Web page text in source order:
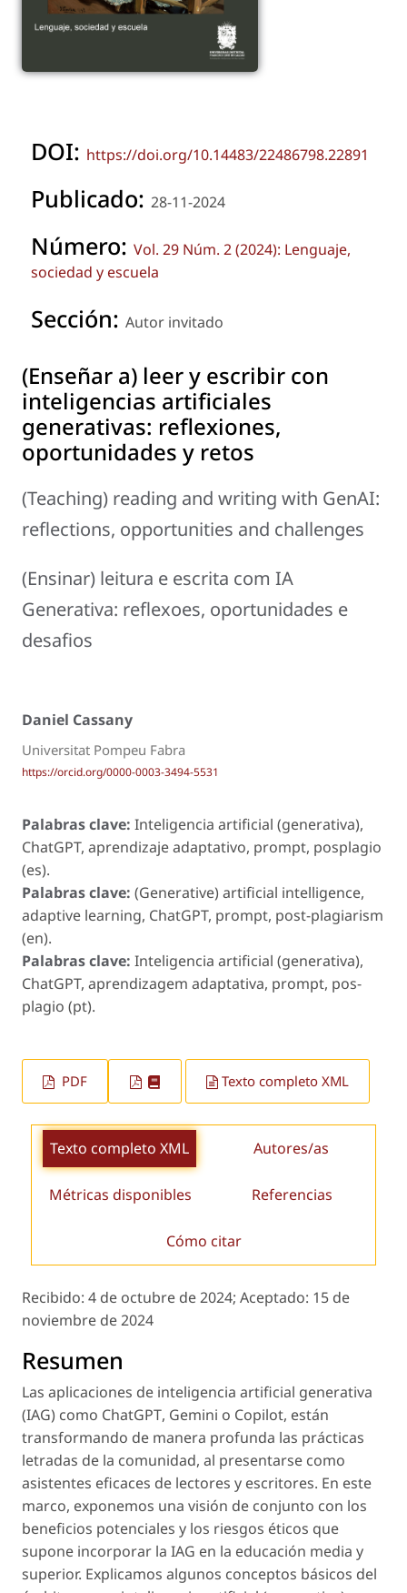
DOI: https://doi.org/10.14483/22486798.22891
Publicado: 28-11-2024
Número: Vol. 29 Núm. 2 (2024): Lenguaje,
sociedad y escuela
Sección: Autor invitado
(Enseñar a) leer y escribir con
inteligencias artificiales
generativas: reflexiones,
oportunidades y retos
(Teaching) reading and writing with GenAI:
reflections, opportunities and challenges
(Ensinar) leitura e escrita com IA
Generativa: reflexoes, oportunidades e
desafios
Daniel Cassany
Universitat Pompeu Fabra
https://orcid.org/0000-0003-3494-5531
Palabras clave: Inteligencia artificial (generativa),
ChatGPT, aprendizaje adaptativo, prompt, posplagio
(es).
Palabras clave: (Generative) artificial intelligence,
adaptive learning, ChatGPT, prompt, post-plagiarism
(en).
Palabras clave: Inteligencia artificial (generativa),
ChatGPT, aprendizagem adaptativa, prompt, pos-
plagio (pt).
PDF Texto completo XML
Texto completo XML Autores/as
Métricas disponibles Referencias
Cómo citar
Recibido: 4 de octubre de 2024; Aceptado: 15 de
noviembre de 2024
Resumen
Las aplicaciones de inteligencia artificial generativa
(IAG) como ChatGPT, Gemini o Copilot, están
transformando de manera profunda las prácticas
letradas de la comunidad, al presentarse como
asistentes eficaces de lectores y escritores. En este
marco, exponemos una visión de conjunto con los
beneficios potenciales y los riesgos éticos que
supone incorporar la IAG en la educación media y
superior. Explicamos algunos conceptos básicos del